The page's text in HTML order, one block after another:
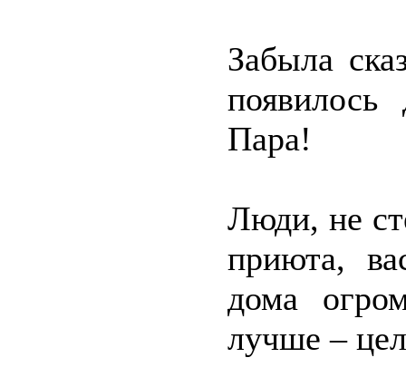
Забыла
Пара!
Люди, не
приюта,
дома
лучше –